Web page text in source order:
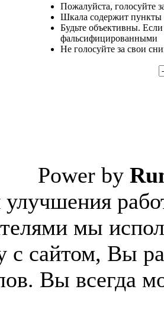
Пожалуйста, голосуйте
Шкала содержит пункты
Будьте объективны.
фальсифицированными
Не голосуйте за свои
Power by
мы
с сайтом, Вы
Вы всегда